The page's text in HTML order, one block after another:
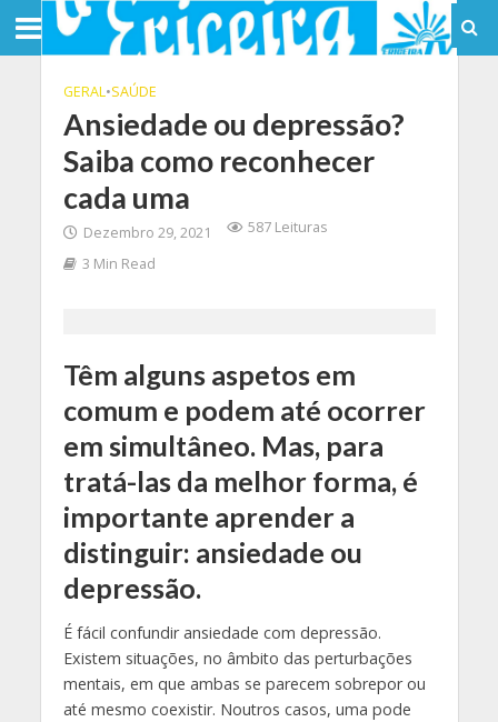
GERAL•SAÚDE
Ansiedade ou depressão?
Saiba como reconhecer
cada uma
Dezembro 29, 2021
587 Leituras
3 Min Read
Têm alguns aspetos em
comum e podem até ocorrer
em simultâneo. Mas, para
tratá-las da melhor forma, é
importante aprender a
distinguir: ansiedade ou
depressão.
É fácil confundir ansiedade com depressão.
Existem situações, no âmbito das perturbações
mentais, em que ambas se parecem sobrepor ou
até mesmo coexistir. Noutros casos, uma pode